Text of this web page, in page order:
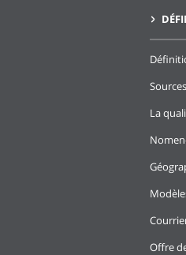
La
Offre